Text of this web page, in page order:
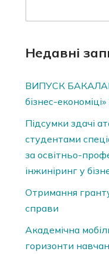
Недавні
ВИПУСК
бізнес-
Підсумки здачі
студентами
за освітньо-
інжиніринг у
Отримання
справи
Академічна
горизонти